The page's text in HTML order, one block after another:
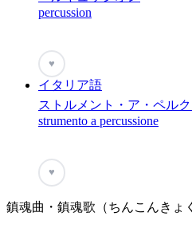
percussion
♥
イタリア語
ストルメント・ア・ペル
strumento a percussione
♥
鎮魂曲・鎮魂歌（ちんこんきょ